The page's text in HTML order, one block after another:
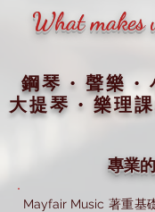
What makes
鋼琴 • 聲樂 •
大提琴 • 樂理
專業
Mayfair Music 著重基